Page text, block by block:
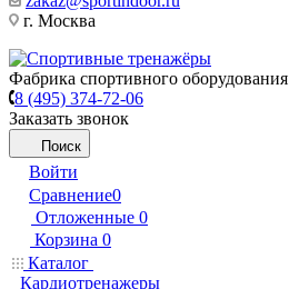
г. Москва
Фабрика спортивного оборудования
8 (495) 374-72-06
Заказать звонок
Поиск
Войти
Сравнение0
Отложенные 0
Корзина 0
Каталог
Кардиотренажеры